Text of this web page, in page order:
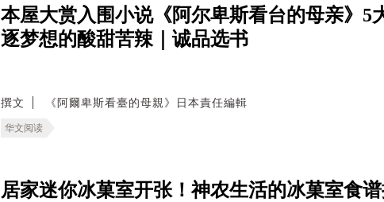
本屋大赏入围小说《阿尔卑斯看台的母亲》5
逐梦想的酸甜苦辣｜诚品选书
撰文 《阿爾卑斯看臺的母親》日本責任編輯
华文阅读
居家迷你冰菓室开张！神农生活的冰菓室食